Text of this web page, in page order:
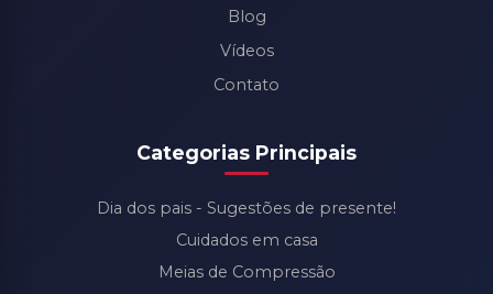
Blog
Vídeos
Contato
Categorias Principais
Dia dos pais - Sugestões de presente!
Cuidados em casa
Meias de Compressão